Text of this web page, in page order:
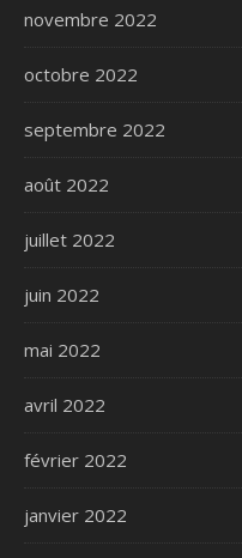
novembre 2022
octobre 2022
septembre 2022
août 2022
juillet 2022
juin 2022
mai 2022
avril 2022
février 2022
janvier 2022